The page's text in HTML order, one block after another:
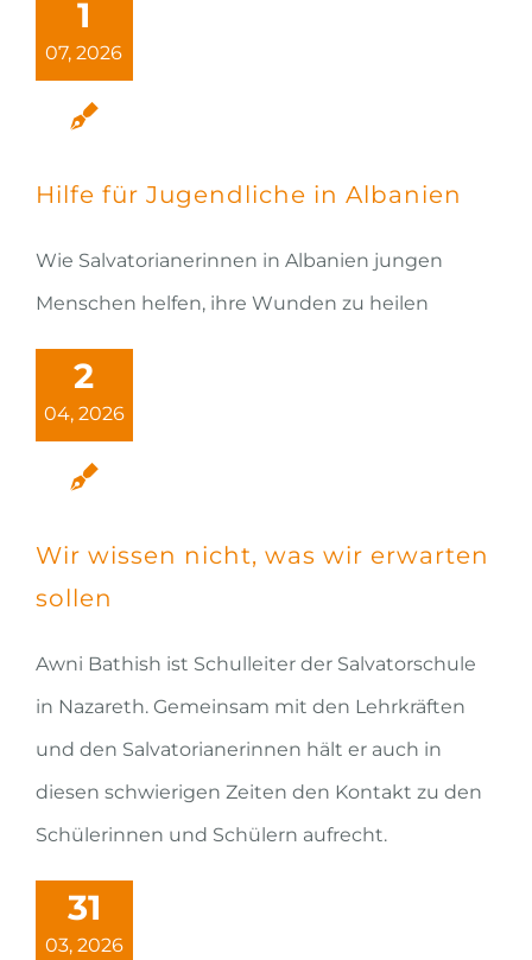
1
07, 2026
Hilfe für Jugendliche in Albanien
Wie Salvatorianerinnen in Albanien jungen
Menschen helfen, ihre Wunden zu heilen
2
04, 2026
Wir wissen nicht, was wir erwarten
sollen
Awni Bathish ist Schulleiter der Salvatorschule
in Nazareth. Gemeinsam mit den Lehrkräften
und den Salvatorianerinnen hält er auch in
diesen schwierigen Zeiten den Kontakt zu den
Schülerinnen und Schülern aufrecht.
31
03, 2026